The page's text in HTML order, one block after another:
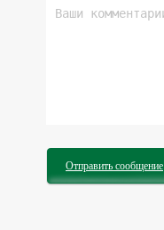
Отправить сообщение